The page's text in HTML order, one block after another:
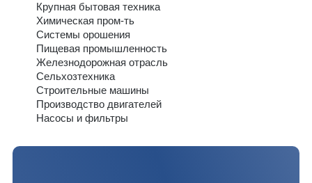
Крупная бытовая техника
Химическая пром-ть
Системы орошения
Пищевая промышленность
Железнодорожная отрасль
Сельхозтехника
Строительные машины
Производство двигателей
Насосы и фильтры